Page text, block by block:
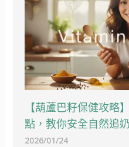
【葫蘆巴籽保健攻略
點，教你安全自然追奶
2026/01/24